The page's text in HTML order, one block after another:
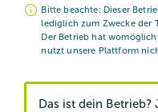
Bitte beachte: Dieser
lediglich zum Zwecke der
Der Betrieb hat
nutzt unsere Plattform
Das ist dein